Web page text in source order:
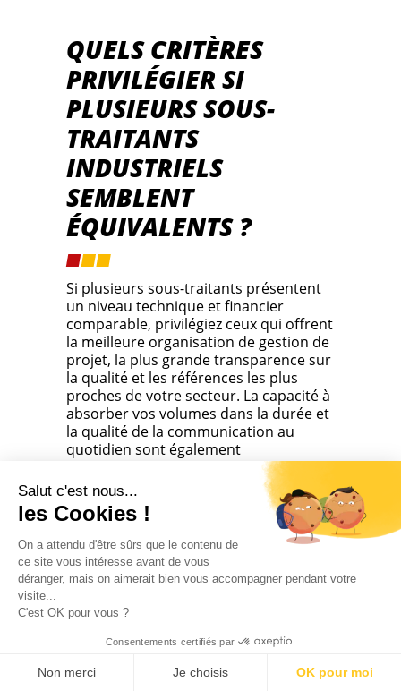
Salut c'est nous...
les Cookies !
On a attendu d'être sûrs que le contenu de
ce site vous intéresse avant de vous
déranger, mais on aimerait bien vous accompagner pendant votre
visite...
C'est OK pour vous ?
Consentements certifiés par
Non merci Je choisis OK pour moi
QUELS CRITÈRES
PRIVILÉGIER SI
PLUSIEURS SOUS-
TRAITANTS
INDUSTRIELS
SEMBLENT
ÉQUIVALENTS ?
Si plusieurs sous-traitants présentent
un niveau technique et financier
comparable, privilégiez ceux qui offrent
la meilleure organisation de gestion de
projet, la plus grande transparence sur
la qualité et les références les plus
proches de votre secteur. La capacité à
absorber vos volumes dans la durée et
la qualité de la communication au
quotidien sont également
POURQUOI LA SANTÉ
FINANCIÈRE DU SOUS-
TRAITANT INDUSTRIEL
EST-ELLE SI
IMPORTANTE ?